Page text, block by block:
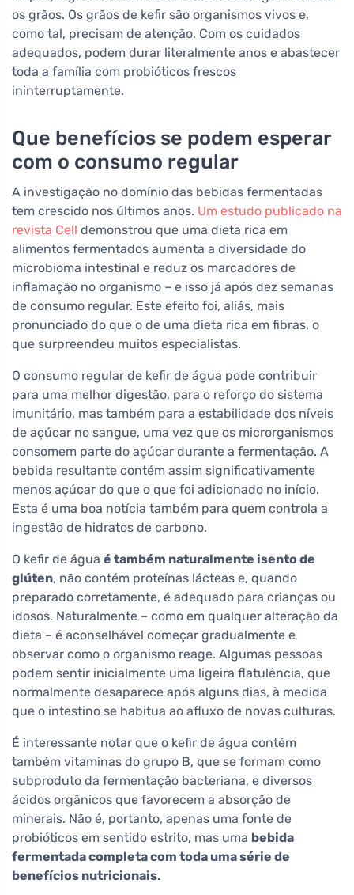
os grãos. Os grãos de kefir são organismos vivos e,
como tal, precisam de atenção. Com os cuidados
adequados, podem durar literalmente anos e abastecer
toda a família com probióticos frescos
ininterruptamente.
Que benefícios se podem esperar
com o consumo regular
A investigação no domínio das bebidas fermentadas
tem crescido nos últimos anos. Um estudo publicado na
revista Cell demonstrou que uma dieta rica em
alimentos fermentados aumenta a diversidade do
microbioma intestinal e reduz os marcadores de
inflamação no organismo – e isso já após dez semanas
de consumo regular. Este efeito foi, aliás, mais
pronunciado do que o de uma dieta rica em fibras, o
que surpreendeu muitos especialistas.
O consumo regular de kefir de água pode contribuir
para uma melhor digestão, para o reforço do sistema
imunitário, mas também para a estabilidade dos níveis
de açúcar no sangue, uma vez que os microrganismos
consomem parte do açúcar durante a fermentação. A
bebida resultante contém assim significativamente
menos açúcar do que o que foi adicionado no início.
Esta é uma boa notícia também para quem controla a
ingestão de hidratos de carbono.
O kefir de água é também naturalmente isento de
glúten, não contém proteínas lácteas e, quando
preparado corretamente, é adequado para crianças ou
idosos. Naturalmente – como em qualquer alteração da
dieta – é aconselhável começar gradualmente e
observar como o organismo reage. Algumas pessoas
podem sentir inicialmente uma ligeira flatulência, que
normalmente desaparece após alguns dias, à medida
que o intestino se habitua ao afluxo de novas culturas.
É interessante notar que o kefir de água contém
também vitaminas do grupo B, que se formam como
subproduto da fermentação bacteriana, e diversos
ácidos orgânicos que favorecem a absorção de
minerais. Não é, portanto, apenas uma fonte de
probióticos em sentido estrito, mas uma bebida
fermentada completa com toda uma série de
benefícios nutricionais.